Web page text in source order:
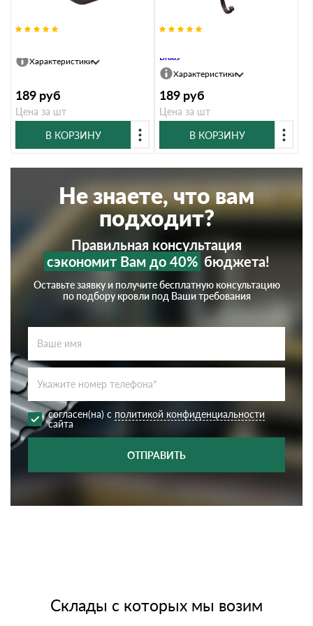
Характеристики
189 руб
Цена за шт
В КОРЗИНУ
Braas
Характеристики
189 руб
Цена за шт
В КОРЗИНУ
Не знаете, что вам
подходит?
Правильная консультация
сэкономит Вам до 40% бюджета!
Оставьте заявку и получите бесплатную консультацию
по подбору кровли под Ваши требования
согласен(на) с политикой конфиденциальности
сайта
ОТПРАВИТЬ
Склады с которых мы возим